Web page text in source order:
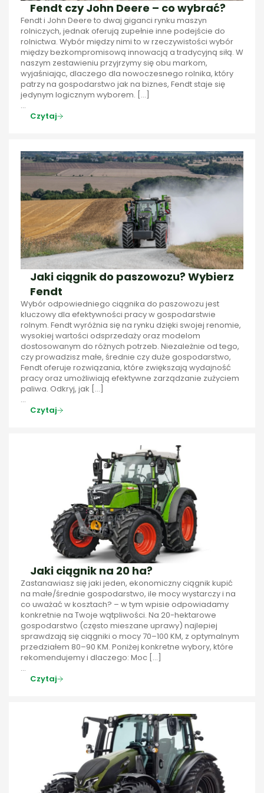
Fendt czy John Deere – co wybrać?
Fendt i John Deere to dwaj giganci rynku maszyn
rolniczych, jednak oferują zupełnie inne podejście do
rolnictwa. Wybór między nimi to w rzeczywistości wybór
między bezkompromisową innowacją a tradycyjną siłą. W
naszym zestawieniu przyjrzymy się obu markom,
wyjaśniając, dlaczego dla nowoczesnego rolnika, który
patrzy na gospodarstwo jak na biznes, Fendt staje się
jedynym logicznym wyborem. […]
...
Czytaj
Jaki ciągnik do paszowozu? Wybierz
Fendt
Wybór odpowiedniego ciągnika do paszowozu jest
kluczowy dla efektywności pracy w gospodarstwie
rolnym. Fendt wyróżnia się na rynku dzięki swojej renomie,
wysokiej wartości odsprzedaży oraz modelom
dostosowanym do różnych potrzeb. Niezależnie od tego,
czy prowadzisz małe, średnie czy duże gospodarstwo,
Fendt oferuje rozwiązania, które zwiększają wydajność
pracy oraz umożliwiają efektywne zarządzanie zużyciem
paliwa. Odkryj, jak […]
...
Czytaj
Jaki ciągnik na 20 ha?
Zastanawiasz się jaki jeden, ekonomiczny ciągnik kupić
na małe/średnie gospodarstwo, ile mocy wystarczy i na
co uważać w kosztach? – w tym wpisie odpowiadamy
konkretnie na Twoje wątpliwości. Na 20-hektarowe
gospodarstwo (często mieszane uprawy) najlepiej
sprawdzają się ciągniki o mocy 70–100 KM, z optymalnym
przedziałem 80–90 KM. Poniżej konkretne wybory, które
rekomendujemy i dlaczego: Moc […]
...
Czytaj